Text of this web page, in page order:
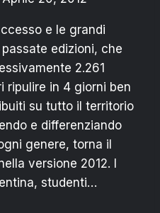
e le grandi
edizioni, che
2.261
ripulire in 4 giorni ben
su tutto il territorio
e differenziando
genere, torna il
versione 2012. I
studenti…